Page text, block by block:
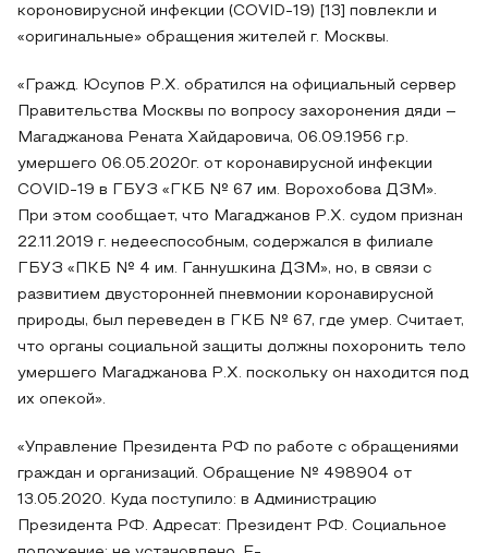
короновирусной инфекции (COVID-19) [13] повлекли и
«оригинальные» обращения жителей г. Москвы.
«Гражд. Юсупов Р.Х. обратился на официальный сервер
Правительства Москвы по вопросу захоронения дяди –
Магаджанова Рената Хайдаровича, 06.09.1956 г.р.
умершего 06.05.2020г. от коронавирусной инфекции
COVID-19 в ГБУЗ «ГКБ № 67 им. Ворохобова ДЗМ».
При этом сообщает, что Магаджанов Р.Х. судом признан
22.11.2019 г. недееспособным, содержался в филиале
ГБУЗ «ПКБ № 4 им. Ганнушкина ДЗМ», но, в связи с
развитием двусторонней пневмонии коронавирусной
природы, был переведен в ГКБ № 67, где умер. Считает,
что органы социальной защиты должны похоронить тело
умершего Магаджанова Р.Х. поскольку он находится под
их опекой».
«Управление Президента РФ по работе с обращениями
граждан и организаций. Обращение № 498904 от
13.05.2020. Куда поступило: в Администрацию
Президента РФ. Адресат: Президент РФ. Социальное